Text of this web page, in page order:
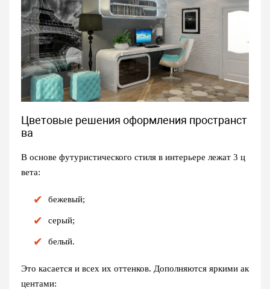
Цветовые решения оформления пространст
ва
В основе футуристического стиля в интерьере лежат 3 ц
вета:
бежевый;
серый;
белый.
Это касается и всех их оттенков. Дополняются яркими ак
центами: